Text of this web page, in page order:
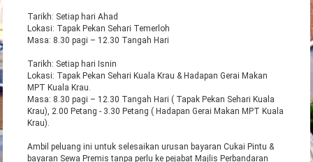
Tarikh: Setiap hari Ahad
Lokasi: Tapak Pekan Sehari Temerloh
Masa: 8.30 pagi – 12.30 Tangah Hari
Tarikh: Setiap hari Isnin
Lokasi: Tapak Pekan Sehari Kuala Krau & Hadapan Gerai Makan
MPT Kuala Krau.
Masa: 8.30 pagi – 12.30 Tangah Hari ( Tapak Pekan Sehari Kuala
Krau), 2.00 Petang - 3.30 Petang ( Hadapan Gerai Makan MPT Kuala
Krau).
Ambil peluang ini untuk selesaikan urusan bayaran Cukai Pintu &
bayaran Sewa Premis tanpa perlu ke pejabat Majlis Perbandaran